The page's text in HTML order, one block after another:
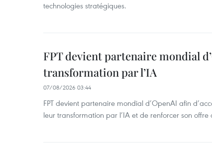
technologies stratégiques.
FPT devient partenaire mondial
transformation par l’IA
07/08/2026 03:44
FPT devient partenaire mondial d’OpenAI afin
leur transformation par l’IA et de renforcer son offre